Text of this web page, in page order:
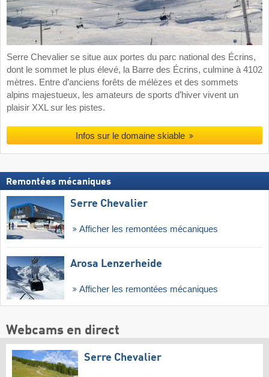
Serre Chevalier se situe aux portes du parc national des Écrins,
dont le sommet le plus élevé, la Barre des Écrins, culmine à 4102
mètres. Entre d’anciens forêts de mélèzes et des sommets
alpins majestueux, les amateurs de sports d’hiver vivent un
plaisir XXL sur les pistes.
Infos sur le domaine skiable
Remontées mécaniques
Serre Chevalier
Afficher les remontées mécaniques
Arosa Lenzerheide
Afficher les remontées mécaniques
Webcams en direct
Serre Chevalier